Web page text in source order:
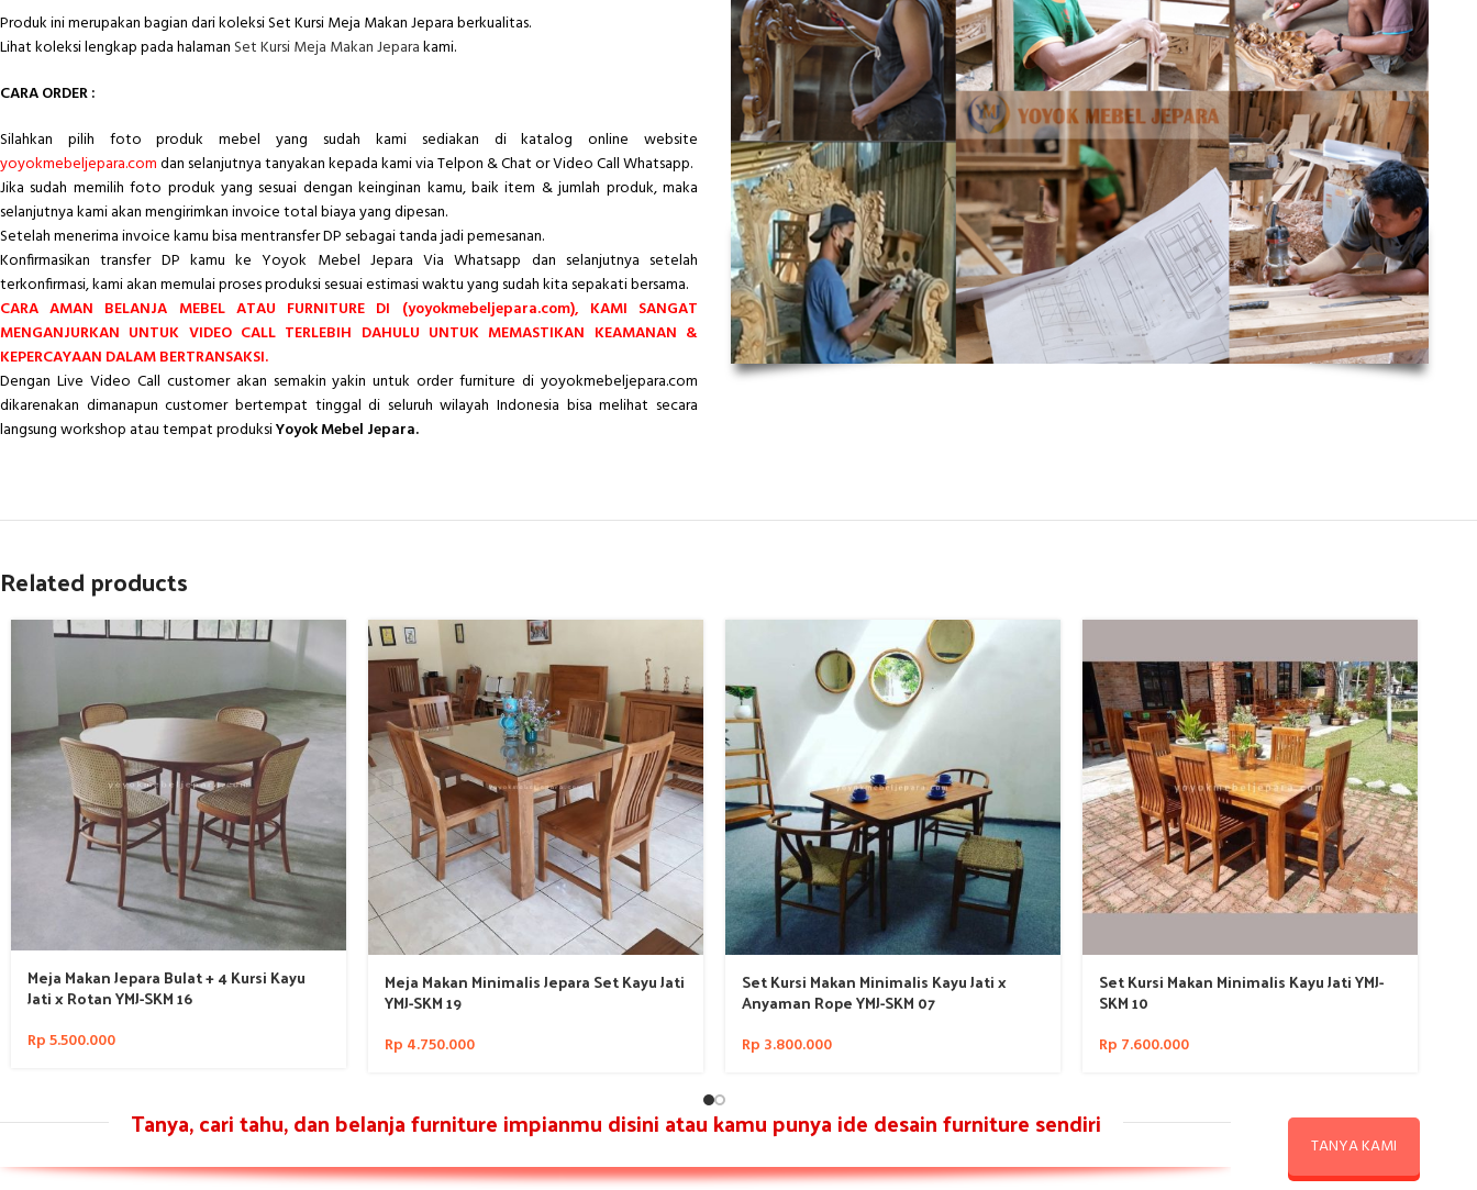
Produk ini merupakan bagian dari koleksi Set Kursi Meja Makan Jepara berkualitas.
Lihat koleksi lengkap pada halaman Set Kursi Meja Makan Jeparakami.
CARA ORDER :
Silahkan pilih foto produk mebel yang sudah kami sediakan di katalog online website
yoyokmebeljepara.comdan selanjutnya tanyakan kepada kami via Telpon & Chat or Video Call Whatsapp.
Jika sudah memilih foto produk yang sesuai dengan keinginan kamu, baik item & jumlah produk, maka
selanjutnya kami akan mengirimkan invoice total biaya yang dipesan.
Setelah menerima invoice kamu bisa mentransfer DP sebagai tanda jadi pemesanan.
Konfirmasikan transfer DP kamu ke Yoyok Mebel Jepara Via Whatsapp dan selanjutnya setelah
terkonfirmasi, kami akan memulai proses produksi sesuai estimasi waktu yang sudah kita sepakati bersama.
CARA AMAN BELANJA MEBEL ATAU FURNITURE DI (yoyokmebeljepara.com), KAMI SANGAT
MENGANJURKAN UNTUK VIDEO CALL TERLEBIH DAHULU UNTUK MEMASTIKAN KEAMANAN &
KEPERCAYAAN DALAM BERTRANSAKSI.
Dengan Live Video Call customer akan semakin yakin untuk order furniture di yoyokmebeljepara.com
dikarenakan dimanapun customer bertempat tinggal di seluruh wilayah Indonesia bisa melihat secara
langsung workshop atau tempat produksiYoyok Mebel Jepara.
Related products
Meja Makan Jepara Bulat + 4 Kursi Kayu
Jati x Rotan YMJ-SKM 16
Rp5.500.000
Meja Makan Minimalis Jepara Set Kayu Jati
YMJ-SKM 19
Rp 4.750.000
Set Kursi Makan Minimalis Kayu Jati x
Anyaman Rope YMJ-SKM 07
Rp 3.800.000
Set Kursi Makan Minimalis Kayu Jati YMJ-
SKM 10
Rp 7.600.000
Tanya, cari tahu, dan belanja furniture impianmu disini atau kamu punya ide desain furniture sendiri
TANYA KAMI